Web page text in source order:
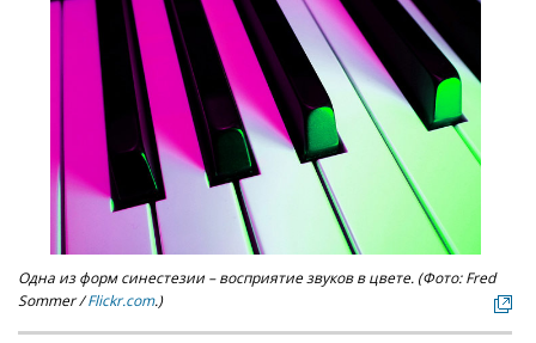
Одна из форм синестезии – восприятие звуков в цвете. (Фото: Fred
Sommer /Flickr.com.)